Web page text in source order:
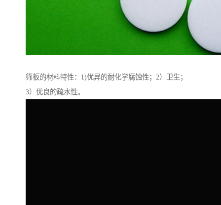
筛板的材料特性：1)优异的耐化学腐蚀性；2）卫生；
3）优良的疏水性。